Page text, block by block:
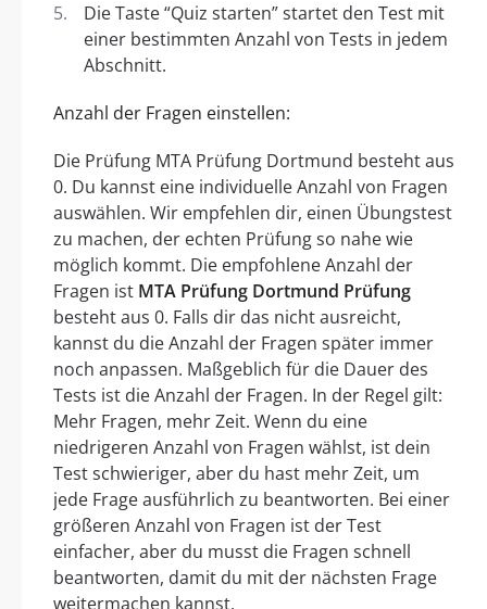
Die Taste “Quiz starten” startet den Test mit
einer bestimmten Anzahl von Tests in jedem
Abschnitt.
Anzahl der Fragen einstellen:
Die Prüfung MTA Prüfung Dortmund besteht aus
0. Du kannst eine individuelle Anzahl von Fragen
auswählen. Wir empfehlen dir, einen Übungstest
zu machen, der echten Prüfung so nahe wie
möglich kommt. Die empfohlene Anzahl der
Fragen ist MTA Prüfung Dortmund Prüfung
besteht aus 0. Falls dir das nicht ausreicht,
kannst du die Anzahl der Fragen später immer
noch anpassen. Maßgeblich für die Dauer des
Tests ist die Anzahl der Fragen. In der Regel gilt:
Mehr Fragen, mehr Zeit. Wenn du eine
niedrigeren Anzahl von Fragen wählst, ist dein
Test schwieriger, aber du hast mehr Zeit, um
jede Frage ausführlich zu beantworten. Bei einer
größeren Anzahl von Fragen ist der Test
einfacher, aber du musst die Fragen schnell
beantworten, damit du mit der nächsten Frage
weitermachen kannst.